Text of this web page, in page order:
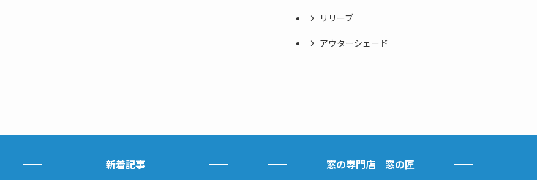
リリーブ
アウターシェード
新着記事 窓の専門店 窓の匠